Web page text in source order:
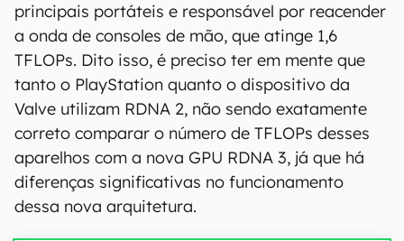
principais portáteis e responsável por reacender
a onda de consoles de mão, que atinge 1,6
TFLOPs. Dito isso, é preciso ter em mente que
tanto o PlayStation quanto o dispositivo da
Valve utilizam RDNA 2, não sendo exatamente
correto comparar o número de TFLOPs desses
aparelhos com a nova GPU RDNA 3, já que há
diferenças significativas no funcionamento
dessa nova arquitetura.